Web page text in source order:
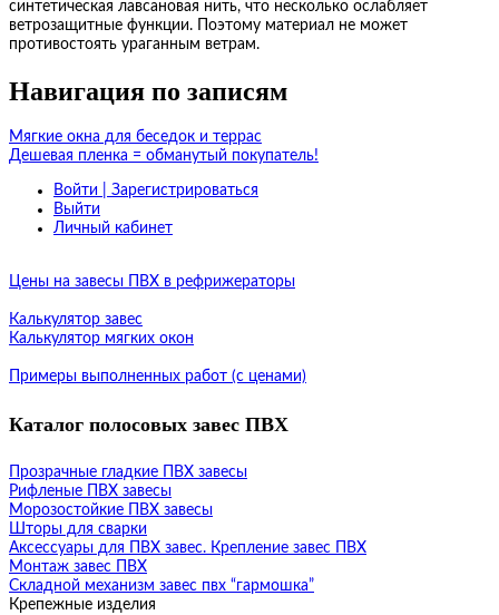
синтетическая лавсановая нить, что несколько ослабляет
ветрозащитные функции. Поэтому материал не может
противостоять ураганным ветрам.
Навигация по записям
Мягкие окна для беседок и террас
Дешевая пленка = обманутый покупатель!
Войти | Зарегистрироваться
Выйти
Личный кабинет
Цены на завесы ПВХ в рефрижераторы
Калькулятор завес
Калькулятор мягких окон
Примеры выполненных работ (с ценами)
Каталог полосовых завес ПВХ
Прозрачные гладкие ПВХ завесы
Рифленые ПВХ завесы
Морозостойкие ПВХ завесы
Шторы для сварки
Аксессуары для ПВХ завес. Крепление завес ПВХ
Монтаж завес ПВХ
Складной механизм завес пвх “гармошка”
Крепежные изделия